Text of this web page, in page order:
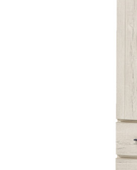
$
$
$
＊
到貨時
因大型傢俱有組裝、配送的問題，
會再與您通知，讓你不用整天在家
由於百貨公司配送較為不易，故暫
選擇三聯式或索取兩聯式發票，發
若收到不良品，請於到貨日起七日
所有退回及換貨之商品必須是全新